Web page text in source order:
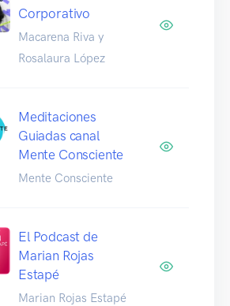
Corporativo
Macarena Riva y
Rosalaura López
Meditaciones
Guiadas canal
Mente Consciente
Mente Consciente
El Podcast de
Marian Rojas
Estapé
Marian Rojas Estapé